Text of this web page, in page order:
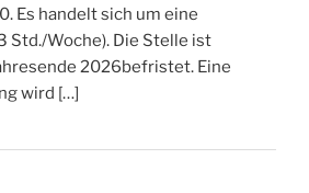
Es handelt sich um eine
Std./Woche). Die Stelle ist
2026befristet. Eine
wird […]